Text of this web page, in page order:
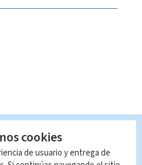
cookies
de usuario y entrega de